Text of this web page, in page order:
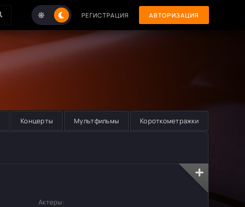
РЕГИСТРАЦИЯ АВТОРИЗАЦИЯ
Концерты Мультфильмы Короткометражки
Актеры: